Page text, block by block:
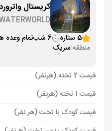
کریستال
5 ستاره
6 شب تمام وعده
منطقه:سریک
قیمت 2 تخته (هرنفر)
قیمت 1 تخته (هرنفر)
قیمت کودک با تخت (هر نفر)